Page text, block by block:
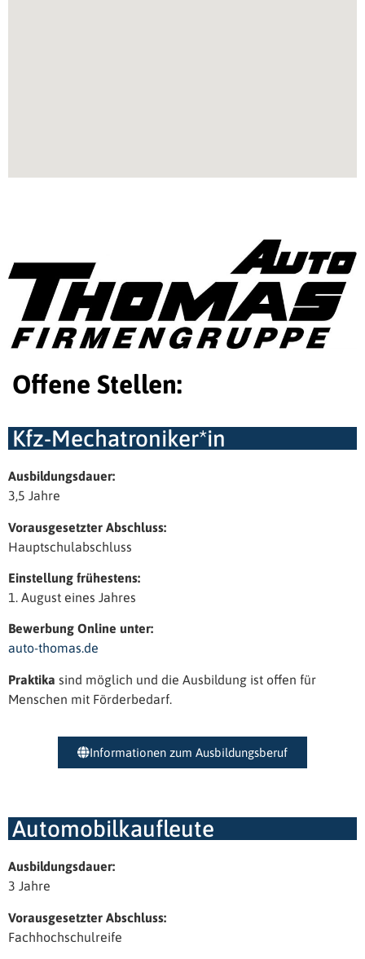
Offene Stellen:
Kfz-Mechatroniker*in
Ausbildungsdauer:
3,5 Jahre
Vorausgesetzter Abschluss:
Hauptschulabschluss
Einstellung frühestens:
1. August eines Jahres
Bewerbung Online unter:
auto-thomas.de
Praktika sind möglich und die Ausbildung ist offen für
Menschen mit Förderbedarf.
Informationen zum Ausbildungsberuf
Automobilkaufleute
Ausbildungsdauer:
3 Jahre
Vorausgesetzter Abschluss:
Fachhochschulreife